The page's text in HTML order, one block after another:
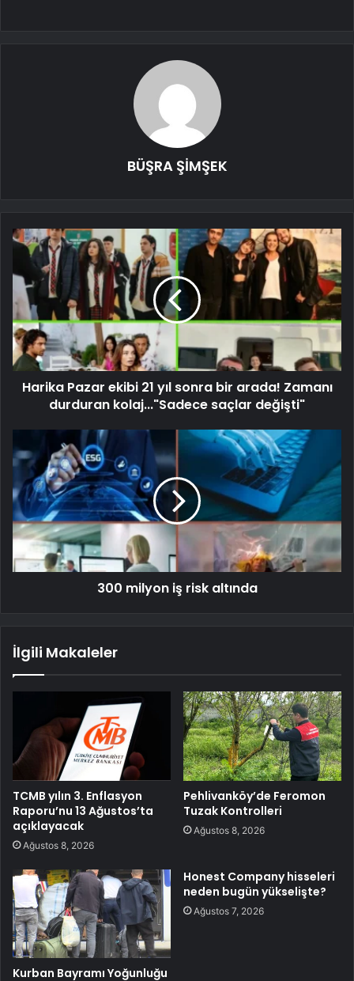
BÜŞRA ŞİMŞEK
Harika Pazar ekibi 21 yıl sonra bir arada! Zamanı
durduran kolaj..."Sadece saçlar değişti"
300 milyon iş risk altında
İlgili Makaleler
TCMB yılın 3. Enflasyon
Raporu’nu 13 Ağustos’ta
açıklayacak
Ağustos 8, 2026
Pehlivanköy’de Feromon
Tuzak Kontrolleri
Ağustos 8, 2026
Kurban Bayramı Yoğunluğu
Honest Company hisseleri
neden bugün yükselişte?
Ağustos 7, 2026